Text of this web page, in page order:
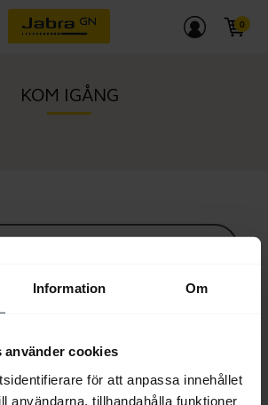
Information Om
använder cookies
för att anpassa innehållet
användarna, tillhandahålla funktioner
KOM IGÅNG
till Bluetooth-parning